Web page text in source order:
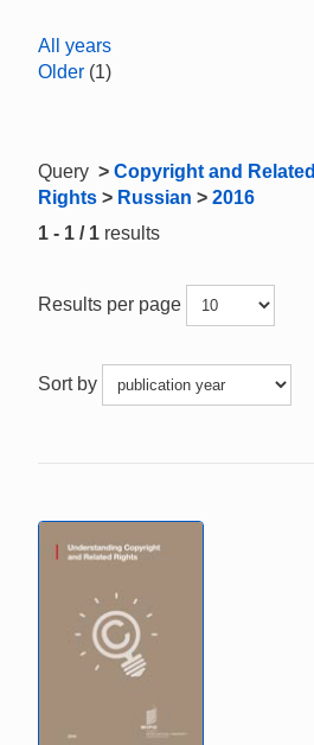
All years
Older (1)
Query > Copyright and Related
Rights > Russian > 2016
1 - 1 / 1 results
Results per page
Sort by